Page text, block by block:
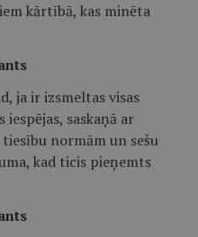
kārtībā, kas minēta
ja ir izsmeltas visas
iespējas, saskaņā ar
normām un sešu
kad ticis pieņemts